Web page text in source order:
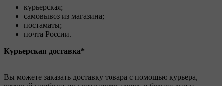
курьерская;
самовывоз из магазина;
постаматы;
почта России.
Курьерская доставка*
Вы можете заказать доставку товара с помощью курьера,